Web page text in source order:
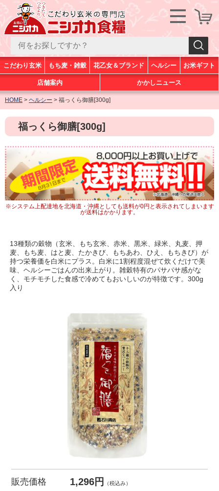
こだわり玄米 もち麦・雑穀 花乙女＆ブランド ヘルシー お米ギフト
店舗案内 かかしニュース
HOME ヘルシー 福っくら御膳[300g]
福っくら御膳[300g]
※システム上配達地を北海道・沖縄としても送料が0円と表示されてしまいます
が送料はかかります。
13種類の穀物（玄米、もち玄米、赤米、黒米、緑米、丸麦、押
麦、もち麦、はと麦、たかきび、もちあわ、ひえ、もちきび）が
持つ栄養価を白米にプラス。白米に1割程度混ぜて炊くだけで美
味、ヘルシーごはんの出来上がり。雑穀特有のパサパサ感がな
く、モチモチした食感で冷めてもおいしいのが特徴です。300g
入り
販売価格 1,296円 （税込み）